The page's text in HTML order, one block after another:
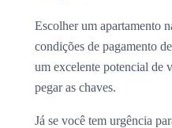
Escolher um apartamento
condições de pagamento
um excelente potencial de
pegar as chaves.
Já se você tem urgência